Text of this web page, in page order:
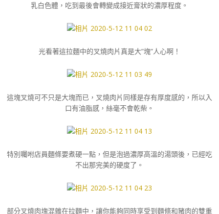
乳白色體，吃到最後會轉變成接近膏狀的濃厚程度。
光看著這拉麵中的叉燒肉片真是大”塊”人心啊！
這塊叉燒可不只是大塊而已，叉燒肉片同樣是存有厚度感的，所以入
口有油脂感，絲毫不會乾柴。
特別囑咐店員麵條要煮硬一點，但是泡過濃厚高溫的湯頭後，已經吃
不出那完美的硬度了。
部分叉燒肉塊混雜在拉麵中，讓你能夠同時享受到麵條和豬肉的雙重